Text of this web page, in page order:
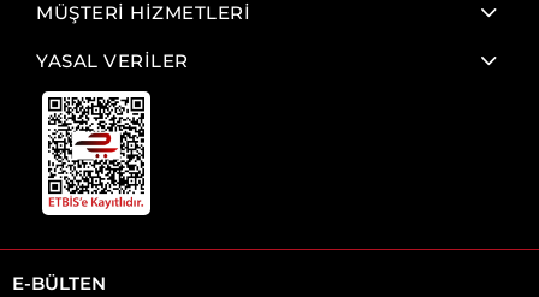
MÜŞTERİ HİZMETLERİ
YASAL VERİLER
E-BÜLTEN